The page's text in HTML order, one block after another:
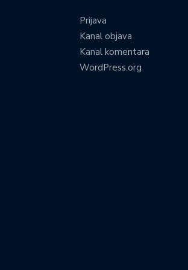
Prijava
Kanal objava
Kanal komentara
WordPress.org